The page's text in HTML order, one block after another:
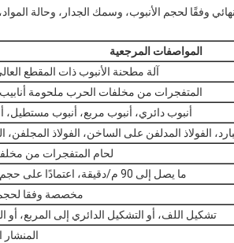
وفقًا لحجم الأنبوب، وسمك الجدار، وحالة
المواصفات المرجعية
آلة مطحنة الأنبوب ذات المقطع العالي
المتفجرات من مخلفات الحرب ملحومة
أنبوب دائري، أنبوب مربع، أنبوب
الفولاذ المدلفن على الساخن، الفولاذ
لحام المتفجرات من
ما يصل إلى 90 م/دقيقة، اعتمادًا على حجم الأنبوب وسمك الجدار
مخصصة وفقا لحجم
تشكيل اللف، أو التشكيل الدائري إلى المربع، أو
المنشار